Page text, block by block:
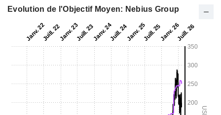
Evolution de l'Objectif Moyen: Nebius Group